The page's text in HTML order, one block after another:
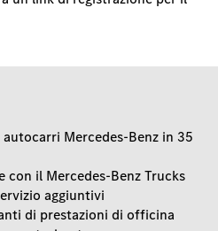
Mercedes-Benz in 35
con il Mercedes-Benz Trucks
aggiuntivi
di prestazioni di officina